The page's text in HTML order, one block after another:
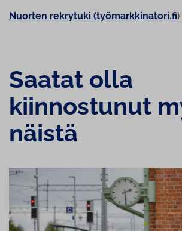
Nuorten rekrytuki (työmarkkinatori.fi)
Saatat olla
kiinnostunut
näistä